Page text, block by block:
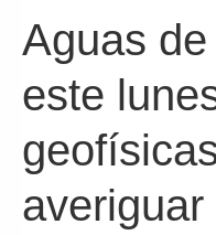
Aguas
este